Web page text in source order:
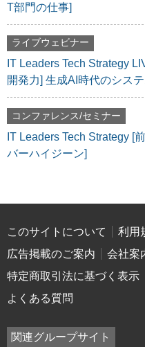
T部門の仕事]
ライブウェビナー
IT Leaders Tech Strategy
開発力] 生成AI時代のシステ
コンファレンス/セミナー
IT Leaders Tech Strategy [
バーハイジーン]
このサイトについて 利用
広告掲載のご案内
会社案
特定商取引法に基づく表示
よくある質問
関連グループサイト